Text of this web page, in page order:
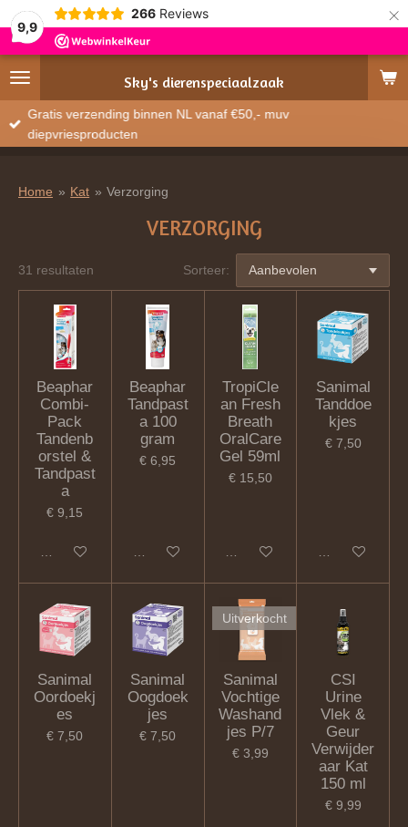
9,9
266 Reviews ×
Sky's dierenspeciaalzaak
Gratis verzending binnen NL vanaf €50,- muv
diepvriesproducten
Home » Kat » Verzorging
VERZORGING
31 resultaten Sorteer:
Beaphar
Combi-
Pack
Tandenb
orstel &
Tandpast
a
€ 9,15
In winkelwagen
Beaphar
Tandpast
a 100
gram
€ 6,95
In winkelwagen
TropiCle
an Fresh
Breath
OralCare
Gel 59ml
€ 15,50
In winkelwagen
Sanimal
Tanddoe
kjes
€ 7,50
In winkelwagen
Sanimal
Oordoekj
es
€ 7,50
Sanimal
Oogdoek
jes
€ 7,50
Uitverkocht
Sanimal
Vochtige
Washand
jes P/7
€ 3,99
CSI
Urine
Vlek &
Geur
Verwijder
aar Kat
150 ml
€ 9,99